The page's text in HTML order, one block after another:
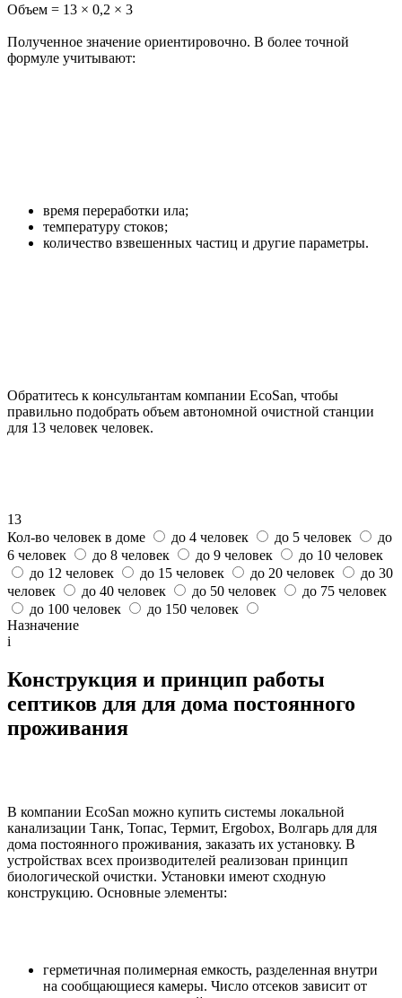
Объем = 13 × 0,2 × 3
Полученное значение ориентировочно. В более точной
формуле учитывают:
время переработки ила;
температуру стоков;
количество взвешенных частиц и другие параметры.
Обратитесь к консультантам компании EcoSan, чтобы
правильно подобрать объем автономной очистной станции
для 13 человек человек.
13
Кол-во человек в доме
до 4 человек до 5 человек
до
6 человек
до 8 человек до 9 человек
до 10 человек
до 12 человек
до 15 человек до 20 человек
до 30
человек
до 40 человек до 50 человек
до 75 человек
до 100 человек
до 150 человек
Назначение
i
Конструкция и принцип работы
септиков для для дома постоянного
проживания
В компании EcoSan можно купить системы локальной
канализации Танк, Топас, Термит, Ergobox, Волгарь для для
дома постоянного проживания, заказать их установку. В
устройствах всех производителей реализован принцип
биологической очистки. Установки имеют сходную
конструкцию. Основные элементы:
герметичная полимерная емкость, разделенная внутри
на сообщающиеся камеры. Число отсеков зависит от